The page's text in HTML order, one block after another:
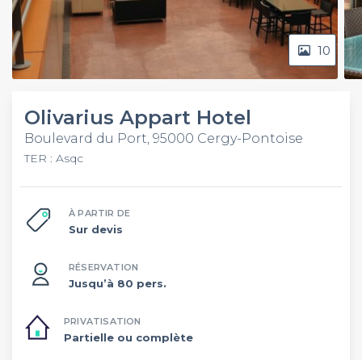
10
Olivarius Appart Hotel
Boulevard du Port, 95000 Cergy-Pontoise
TER : Asqc
À PARTIR DE
Sur devis
RÉSERVATION
Jusqu’à 80 pers.
PRIVATISATION
Partielle ou complète